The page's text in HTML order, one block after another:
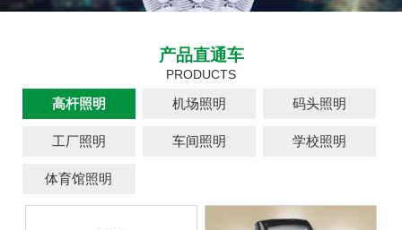
产品直通车
PRODUCTS
高杆照明 机场照明 码头照明
工厂照明 车间照明 学校照明
体育馆照明